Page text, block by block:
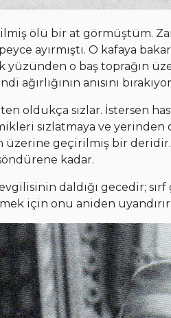
ölü bir at görmüştüm.
ayırmıştı. O kafaya
yüzünden o baş toprağın
anısını
oldukça sızlar. İstersen
sızlatmaya ve yerinden
üzerine geçirilmiş bir
kadar.
daldığı gecedir;
için onu aniden uyandırır.